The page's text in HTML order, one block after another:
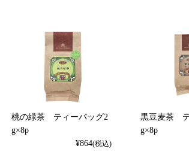
桃の緑茶 ティーバッグ2
g×8p
¥864(税込)
黒豆麦茶
g×8p